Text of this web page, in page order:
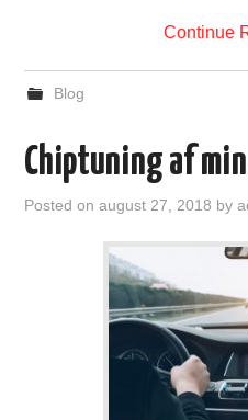
Continue
Blog
Chiptuning af
Posted onaugust 27, 2018 by